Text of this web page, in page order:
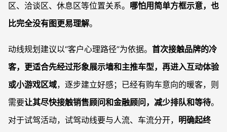
区、洽谈区、休息区等位置关系。 哪怕用简单方框示意，也
比完全没有图更易理解。
动线规划建议以“客户心理路径”为依据。 首次接触品牌的冷
客，更适合先经过形象展示墙和主推车型，再进入互动体验
或小游戏区域，逐步建立好感；已经有购车意向的暖客，则
需要让其尽快接触销售顾问和金融顾问，减少排队和等待。
对于试驾活动，试驾动线要与人流、车流分开， 明确起终